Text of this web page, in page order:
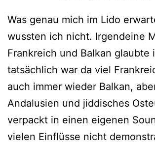
Was genau mich im Lido
wussten ich nicht. Irgendeine
Frankreich und Balkan glaubte
tatsächlich war da viel
auch immer wieder Balkan,
Andalusien und jiddisches
verpackt in einen eigenen
vielen Einflüsse nicht